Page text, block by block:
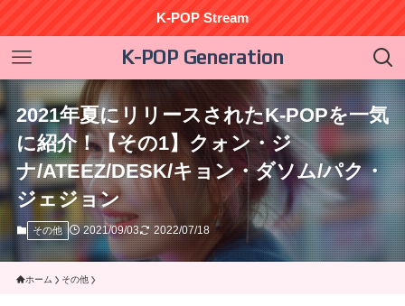
K-POP Stream
K-POP Generation
2021年夏にリリースされたK-POPを一気
に紹介！【その1】クォン・ジ
ナ/ATEEZ/DESK/キョン・ダソム/パク・
ジェジョン
その他 2021/09/03 2022/07/18
ホーム その他